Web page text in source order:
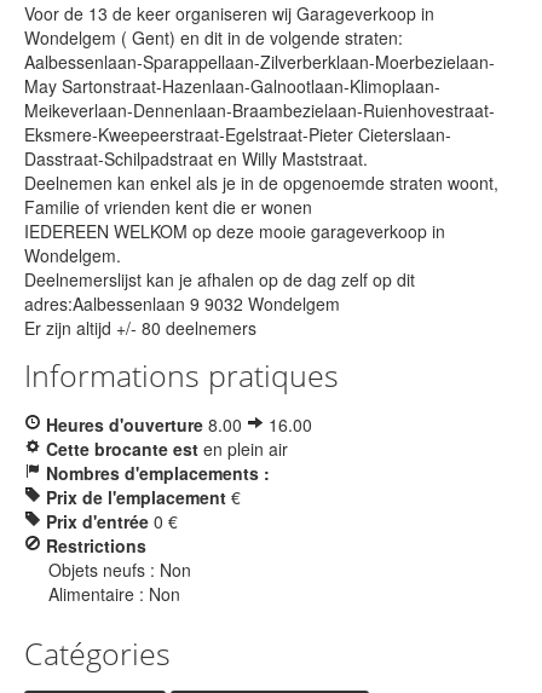
Voor de 13 de keer organiseren wij Garageverkoop in
Wondelgem ( Gent) en dit in de volgende straten:
Aalbessenlaan-Sparappellaan-Zilverberklaan-Moerbezielaan-
May Sartonstraat-Hazenlaan-Galnootlaan-Klimoplaan-
Meikeverlaan-Dennenlaan-Braambezielaan-Ruienhovestraat-
Eksmere-Kweepeerstraat-Egelstraat-Pieter Cieterslaan-
Dasstraat-Schilpadstraat en Willy Maststraat.
Deelnemen kan enkel als je in de opgenoemde straten woont,
Familie of vrienden kent die er wonen
IEDEREEN WELKOM op deze mooie garageverkoop in
Wondelgem.
Deelnemerslijst kan je afhalen op de dag zelf op dit
adres:Aalbessenlaan 9 9032 Wondelgem
Er zijn altijd +/- 80 deelnemers
Informations pratiques
Heures d'ouverture 8.00
16.00
Cette brocante est en plein air
Nombres d'emplacements :
Prix de l'emplacement €
Prix d'entrée 0 €
Restrictions
Objets neufs : Non
Alimentaire : Non
Catégories